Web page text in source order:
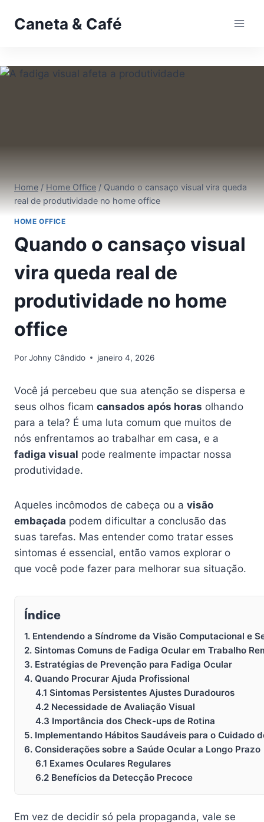
paraCaneta & Café
Home / Home Office / Quando o cansaço visual vira queda
real de produtividade no home office
HOME OFFICE
Quando o cansaço visual
vira queda real de
produtividade no home
office
PorJohny Cândido janeiro 4, 2026
Você já percebeu que sua atenção se dispersa e
seus olhos ficam cansados após horas olhando
para a tela? É uma luta comum que muitos de
nós enfrentamos ao trabalhar em casa, e a
fadiga visual pode realmente impactar nossa
produtividade.
Aqueles incômodos de cabeça ou a visão
embaçada podem dificultar a conclusão das
suas tarefas. Mas entender como tratar esses
sintomas é essencial, então vamos explorar o
que você pode fazer para melhorar sua situação.
Índice
1. Entendendo a Síndrome da Visão Computacional e
2. Sintomas Comuns de Fadiga Ocular em Trabalho
3. Estratégias de Prevenção para Fadiga Ocular
4. Quando Procurar Ajuda Profissional
4.1 Sintomas Persistentes Ajustes Duradouros
4.2 Necessidade de Avaliação Visual
4.3 Importância dos Check-ups de Rotina
5. Implementando Hábitos Saudáveis para o Cuidado
6. Considerações sobre a Saúde Ocular a Longo Prazo
6.1 Exames Oculares Regulares
6.2 Benefícios da Detecção Precoce
Em vez de decidir só pela propaganda, vale se